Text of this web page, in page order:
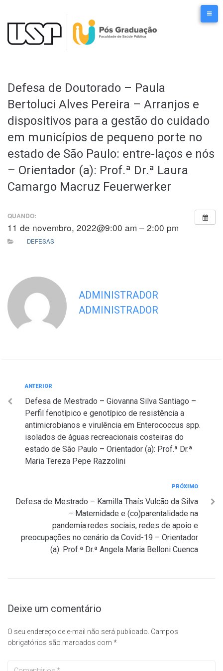
conteúdo
Defesa de Doutorado – Paula
Bertoluci Alves Pereira – Arranjos e
dispositivos para a gestão do cuidado
em municípios de pequeno porte no
estado de São Paulo: entre-laços e nós
– Orientador (a): Prof.ª Dr.ª Laura
Camargo Macruz Feuerwerker
QUANDO:
11 de novembro, 2022@9:00 am – 2:00 pm
DEFESAS
ADMINISTRADOR
ADMINISTRADOR
Navegação
de
Post
Anterior
ANTERIOR
Defesa de Mestrado – Giovanna Silva Santiago –
Perfil fenotípico e genotípico de resistência a
antimicrobianos e virulência em Enterococcus spp.
isolados de águas recreacionais costeiras do
estado de São Paulo – Orientador (a): Prof.ª Dr.ª
Maria Tereza Pepe Razzolini
PRÓXIMO
Defesa de Mestrado – Kamilla Thaís Vulcão da Silva
– Maternidade e (co)parentalidade na
pandemia:redes sociais, redes de apoio e
preocupações no cenário da Covid-19 – Orientador
(a): Prof.ª Dr.ª Angela Maria Belloni Cuenca
Deixe um comentário
O seu endereço de e-mail não será publicado. Campos
obrigatórios são marcados com *